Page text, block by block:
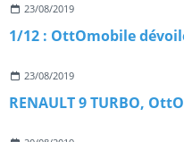
23/08/2019
23/08/2019
RENAULT 9 TURBO,